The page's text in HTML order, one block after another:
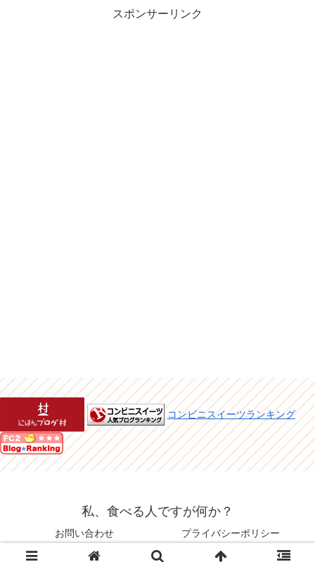
スポンサーリンク
コンビニスイーツランキング
私、食べる人ですが何か？
お問い合わせ プライバシーポリシー
© 2015 私、食べる人ですが何か？.